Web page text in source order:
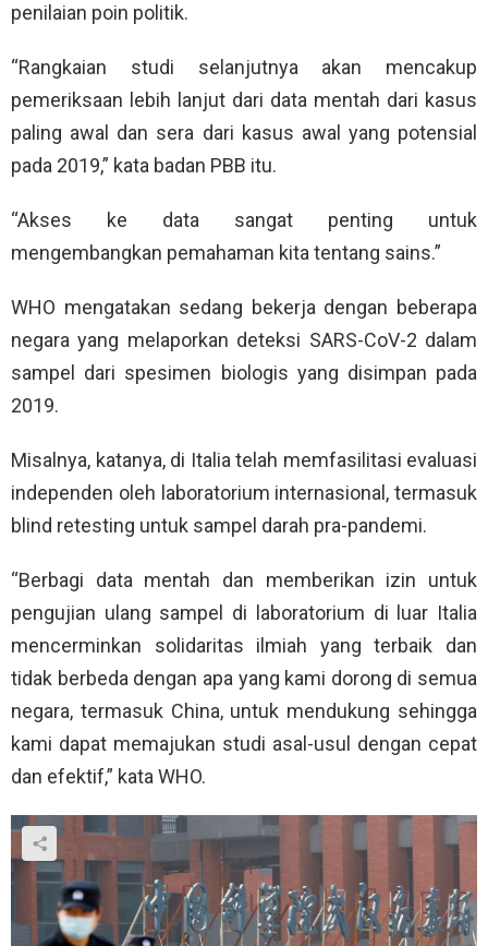
penilaian poin politik.
“Rangkaian studi selanjutnya akan mencakup
pemeriksaan lebih lanjut dari data mentah dari kasus
paling awal dan sera dari kasus awal yang potensial
pada 2019,” kata badan PBB itu.
“Akses ke data sangat penting untuk
mengembangkan pemahaman kita tentang sains.”
WHO mengatakan sedang bekerja dengan beberapa
negara yang melaporkan deteksi SARS-CoV-2 dalam
sampel dari spesimen biologis yang disimpan pada
2019.
Misalnya, katanya, di Italia telah memfasilitasi evaluasi
independen oleh laboratorium internasional, termasuk
blind retesting untuk sampel darah pra-pandemi.
“Berbagi data mentah dan memberikan izin untuk
pengujian ulang sampel di laboratorium di luar Italia
mencerminkan solidaritas ilmiah yang terbaik dan
tidak berbeda dengan apa yang kami dorong di semua
negara, termasuk China, untuk mendukung sehingga
kami dapat memajukan studi asal-usul dengan cepat
dan efektif,” kata WHO.